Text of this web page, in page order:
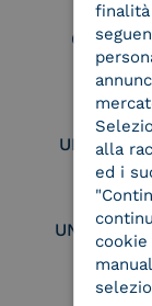
UNI EN
UNI EN ISO
alla
ed i
cookie